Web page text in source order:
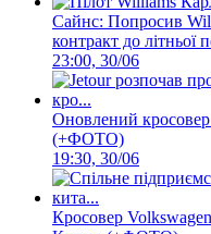
Сайнс: Попросив
контракт до літньої
23:00, 30/06
Оновлений
(+ФОТО)
19:30, 30/06
Кросовер